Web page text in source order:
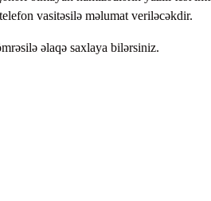
vasitəsilə məlumat veriləcəkdir.
əlaqə saxlaya bilərsiniz.